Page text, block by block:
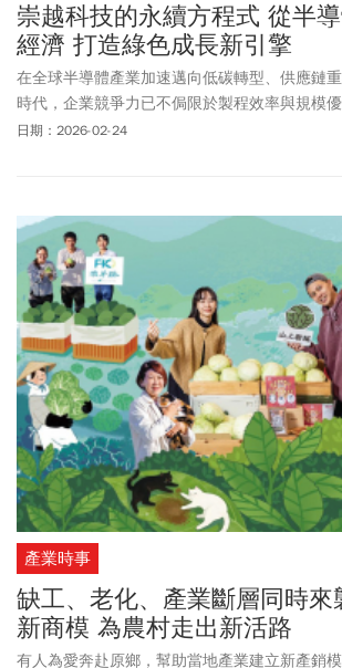
崇越科技的永續方程式 從半
經濟 打造綠色成長新引擎
在全球半導體產業加速邁向低碳轉型、供應鏈
時代，企業競爭力已不侷限於製程效率與規模
境、社會與經濟價值之間，建立長期且可複製的
「綠色煉金術」模式，讓過去被視為成本的環保
推動企業升級的新引擎。
日期：2026-02-24
產業時事
缺工、老化、產業斷層同時來
新商模 為農村走出新活路
有人為愛奔赴原鄉，幫助當地產業建立新產銷